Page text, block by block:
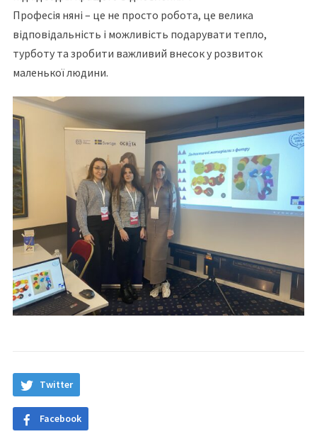
Професія няні – це не просто робота, це велика
відповідальність і можливість подарувати тепло,
турботу та зробити важливий внесок у розвиток
маленької людини.
Twitter
Facebook